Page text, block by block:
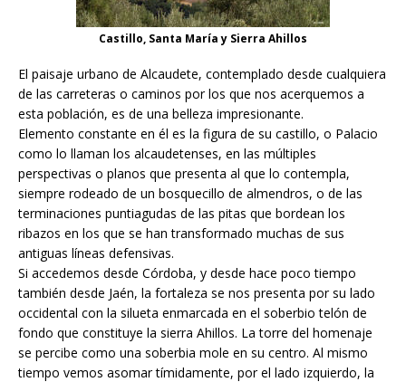
Castillo, Santa María y Sierra Ahillos
El paisaje urbano de Alcaudete, contemplado desde cualquiera
de las carreteras o caminos por los que nos acerquemos a
esta población, es de una belleza impresionante.
Elemento constante en él es la figura de su castillo, o Palacio
como lo llaman los alcaudetenses, en las múltiples
perspectivas o planos que presenta al que lo contempla,
siempre rodeado de un bosquecillo de almendros, o de las
terminaciones puntiagudas de las pitas que bordean los
ribazos en los que se han transformado muchas de sus
antiguas líneas defensivas.
Si accedemos desde Córdoba, y desde hace poco tiempo
también desde Jaén, la fortaleza se nos presenta por su lado
occidental con la silueta enmarcada en el soberbio telón de
fondo que constituye la sierra Ahillos. La torre del homenaje
se percibe como una soberbia mole en su centro. Al mismo
tiempo vemos asomar tímidamente, por el lado izquierdo, la